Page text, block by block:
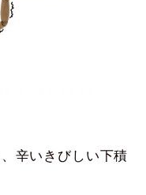
辛いきびしい下積